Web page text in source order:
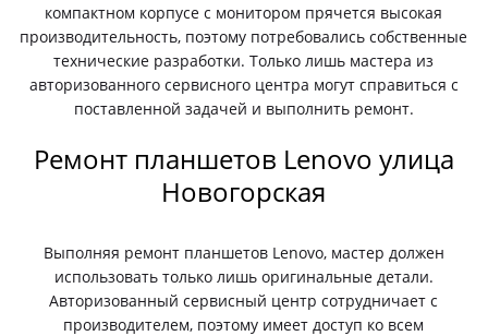
компактном корпусе с монитором прячется высокая
производительность, поэтому потребовались собственные
технические разработки. Только лишь мастера из
авторизованного сервисного центра могут справиться с
поставленной задачей и выполнить ремонт.
Ремонт планшетов Lenovo улица
Новогорская
Выполняя ремонт планшетов Lenovo, мастер должен
использовать только лишь оригинальные детали.
Авторизованный сервисный центр сотрудничает с
производителем, поэтому имеет доступ ко всем